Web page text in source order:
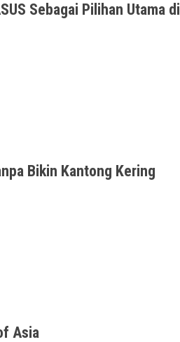
Sebagai Pilihan Utama di
Bikin Kantong Kering
Asia